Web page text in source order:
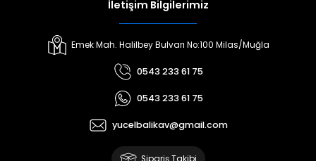
İletişim Bilgilerimiz
Emek Mah. Halilbey Bulvarı No:100 Milas/Muğla
0543 233 61 75
0543 233 61 75
yucelbalikav@gmail.com
Sipariş Takibi